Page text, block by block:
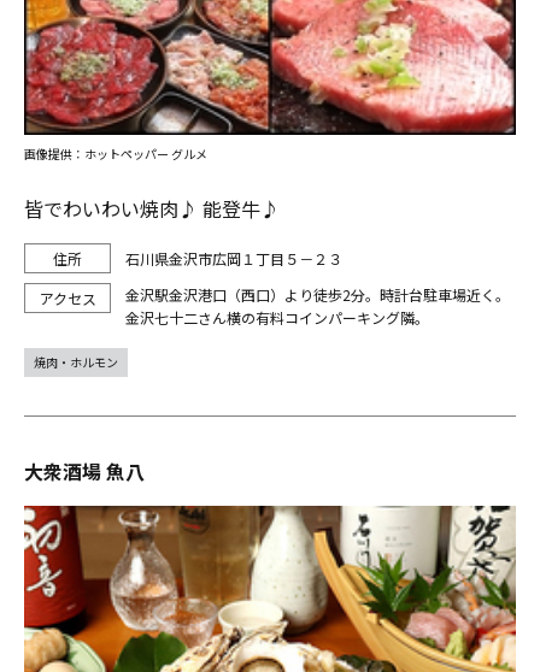
皆でわいわい焼肉♪ 能登牛♪
石川県金沢市広岡１丁目５－２３
金沢駅金沢港口（西口）より徒歩2分。時計台駐車場近く。
金沢七十二さん横の有料コインパーキング隣。
画像提供：ホットペッパー グルメ
焼肉・ホルモン
大衆酒場 魚八